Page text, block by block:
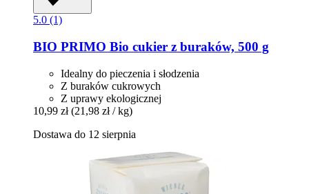
5.0 (1)
BIO PRIMO Bio cukier z buraków, 500 g
Idealny do pieczenia i słodzenia
Z buraków cukrowych
Z uprawy ekologicznej
10,99 zł (21,98 zł / kg)
Dostawa do 12 sierpnia